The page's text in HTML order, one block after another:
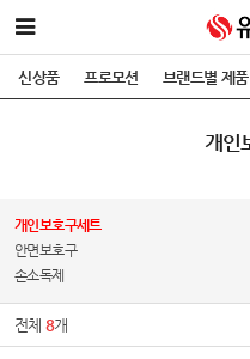
신상품 프로모션 브랜드별 제품
개인
개인보호구세트
안면보호구
손소독제
전체8개